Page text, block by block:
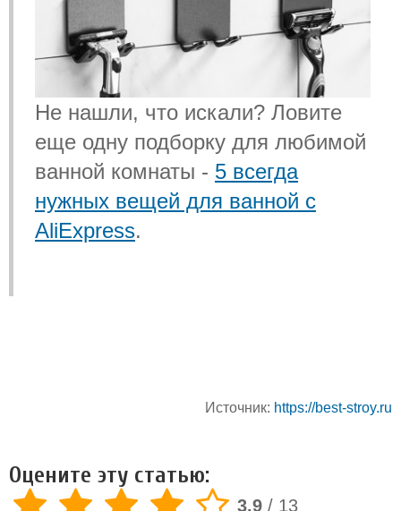
Не нашли, что искали? Ловите
еще одну подборку для любимой
ванной комнаты - 5 всегда
нужных вещей для ванной с
AliExpress.
Источник: https://best-stroy.ru
Оцените эту статью:
3.9 / 13